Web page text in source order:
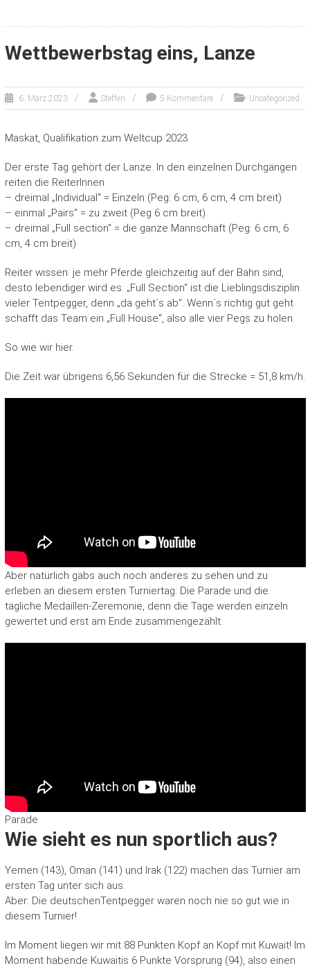
Wettbewerbstag eins, Lanze
6. März 2023 Steffen 5 Kommentare Uncategorized
Maskat, Qualifikation zum Weltcup 2023
Der erste Tag gehört der Lanze. In den einzelnen Durchgängen
reiten die ReiterInnen
– dreimal „Individual“ = Einzeln (Peg: 6 cm, 6 cm, 4 cm breit)
– einmal „Pairs“ = zu zweit (Peg 6 cm breit)
– dreimal „Full section“ = die ganze Mannschaft (Peg: 6 cm, 6
cm, 4 cm breit)
Reiter wissen: je mehr Pferde gleichzeitig auf der Bahn sind,
desto lebendiger wird es. „Full Section“ ist die Lieblingsdisziplin
vieler Tentpegger, denn „da geht´s ab“. Wenn´s richtig gut geht
schafft das Team ein „Full House“, also alle vier Pegs zu holen.
So wie wir hier.
Die Zeit war übrigens 6,56 Sekunden für die Strecke = 51,8 km/h.
Aber natürlich gabs auch noch anderes zu sehen und zu
erleben an diesem ersten Turniertag: Die Parade und die
tägliche Medaillen-Zeremonie, denn die Tage werden einzeln
gewertet und erst am Ende zusammengezählt.
Parade
Wie sieht es nun sportlich aus?
Yemen (143), Oman (141) und Irak (122) machen das Turnier am
ersten Tag unter sich aus.
Aber: Die deutschenTentpegger waren noch nie so gut wie in
diesem Turnier!
Im Moment liegen wir mit 88 Punkten Kopf an Kopf mit Kuwait! Im
Moment habende Kuwaitis 6 Punkte Vorsprung (94), also einen